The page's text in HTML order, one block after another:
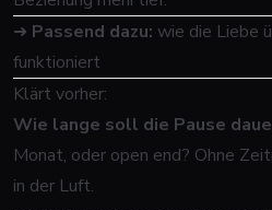
➜ Passend dazu: wie die Liebe
funktioniert
Klärt vorher:
Wie lange soll die Pause
Monat, oder open end? Ohne
in der Luft.